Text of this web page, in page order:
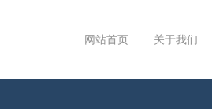
网站首页 关于我们